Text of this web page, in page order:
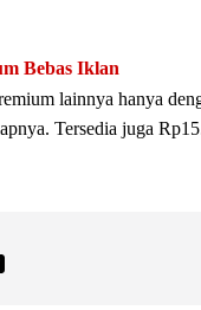
Bebas Iklan
lainnya hanya
Tersedia juga